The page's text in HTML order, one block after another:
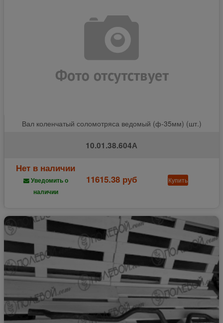
Вал коленчатый соломотряса ведомый (ф-35мм) (шт.)
10.01.38.604А
Нет в наличии
Уведомить о
наличии
11615.38 руб Купить